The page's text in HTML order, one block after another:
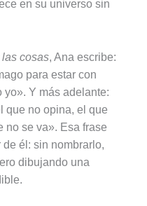
en su universo sin
cosas, Ana escribe:
para estar con
Y más adelante:
que no opina, el que
no se va». Esa frase
él: sin nombrarlo,
dibujando una